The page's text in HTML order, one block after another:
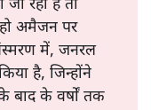
रहा है तो
अमैजन पर
में, जनरल
है, जिन्होंने
के वर्षों तक